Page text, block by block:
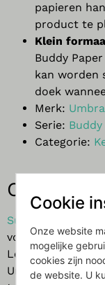
papieren
product te
Klein
Buddy
kan worden
doek
Merk: Umbra
Serie: Buddy
Categorie:
Ontwerper
Sung Wook Park
volgt hem zelfs
Lego® en andere
Umbra streeft
Cookie
Onze website
mogelijke
cookies zijn
de website. U